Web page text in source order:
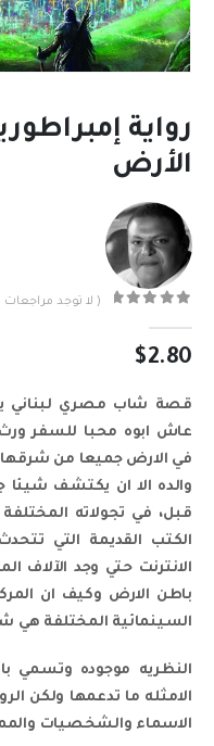
رواية
الأرض
( لا توجد مراجعات
$2.80
قصة شاب مصري لبناني
عاش ابوه محبا للسفر ورث
في الارض جميعا من شرقها
والده الا ان يكتشف شيئا
قبل، في تجولاته
الكتب القديمة التي
الانترنت حتي وجد الآلاف
باطن الارض وكيف ان
السينمائية المختلفة
الامثله ما تدعمها ولكن
الاسماء والشخصيات